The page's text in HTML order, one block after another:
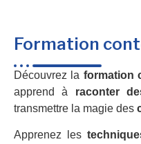
Formation
Découvrez la formation
apprend à raconter
transmettre la magie des
Apprenez les